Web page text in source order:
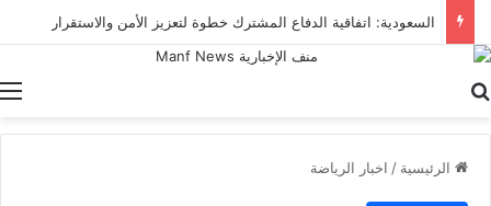
السعودية: اتفاقية الدفاع المشترك خطوة لتعزيز الأمن والاستقرار
الرئيسية / اخبار الرياضة